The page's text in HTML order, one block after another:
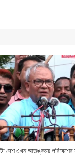
দেশ এখন আতঙ্কময় পরিবেশের